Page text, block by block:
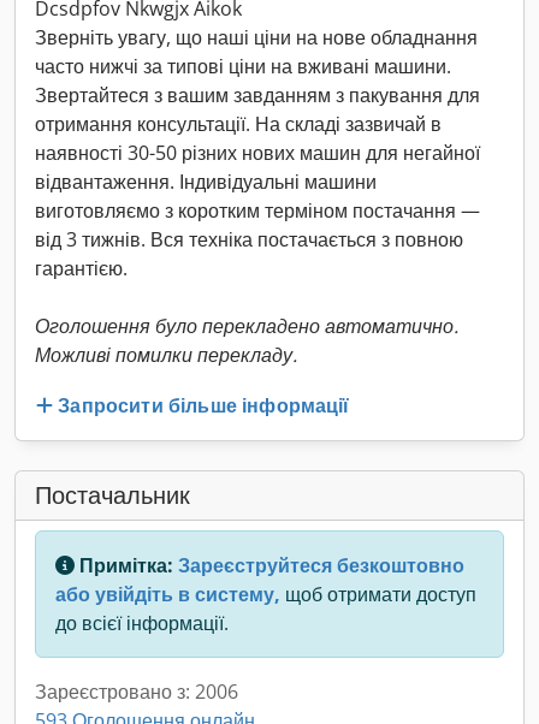
Dcsdpfov Nkwgjx Aikok
Зверніть увагу, що наші ціни на нове обладнання
часто нижчі за типові ціни на вживані машини.
Звертайтеся з вашим завданням з пакування для
отримання консультації. На складі зазвичай в
наявності 30-50 різних нових машин для негайної
відвантаження. Індивідуальні машини
виготовляємо з коротким терміном постачання —
від 3 тижнів. Вся техніка постачається з повною
гарантією.
Оголошення було перекладено автоматично.
Можливі помилки перекладу.
Запросити більше інформації
Постачальник
Примітка: Зареєструйтеся безкоштовно
або увійдіть в систему, щоб отримати доступ
до всієї інформації.
Зареєстровано з: 2006